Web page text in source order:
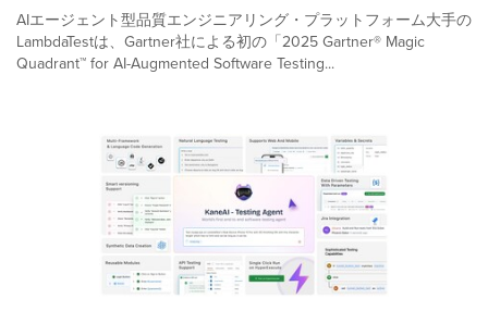
AIエージェント型品質エンジニアリング・プラットフォーム大手の
LambdaTestは、Gartner社による初の「2025 Gartner® Magic
Quadrant™ for AI-Augmented Software Testing...